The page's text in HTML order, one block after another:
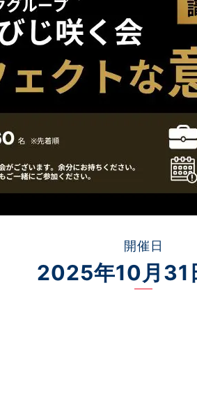
開催日
2025年10月31